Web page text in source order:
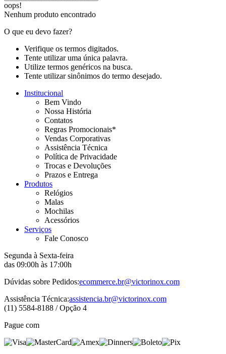
oops!
Nenhum produto encontrado
O que eu devo fazer?
Verifique os termos digitados.
Tente utilizar uma única palavra.
Utilize termos genéricos na busca.
Tente utilizar sinônimos do termo desejado.
Institucional
Bem Vindo
Nossa História
Contatos
Regras Promocionais*
Vendas Corporativas
Assistência Técnica
Política de Privacidade
Trocas e Devoluções
Prazos e Entrega
Produtos
Relógios
Malas
Mochilas
Acessórios
Serviços
Fale Conosco
Segunda à Sexta-feira
das 09:00h às 17:00h
Dúvidas sobre Pedidos:ecommerce.br@victorinox.com
Assistência Técnica:assistencia.br@victorinox.com
(11) 5584-8188 / Opção 4
Pague com